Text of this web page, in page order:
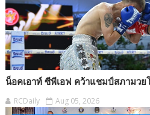
น็อคเอาท์ ซีพีเอฟ คว้าแชมป์สภามวยโ
RCDaily Aug 05, 2026